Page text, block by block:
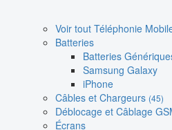
Voir tout Téléphonie
Batteries
Batteries
Samsung Galaxy
iPhone
Câbles et Chargeurs (45)
Déblocage et Câblage
Écrans